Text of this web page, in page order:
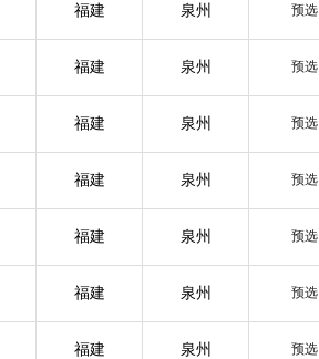
福建 泉州 预选
福建 泉州 预选
福建 泉州 预选
福建 泉州 预选
福建 泉州 预选
福建 泉州 预选
福建 泉州 预选